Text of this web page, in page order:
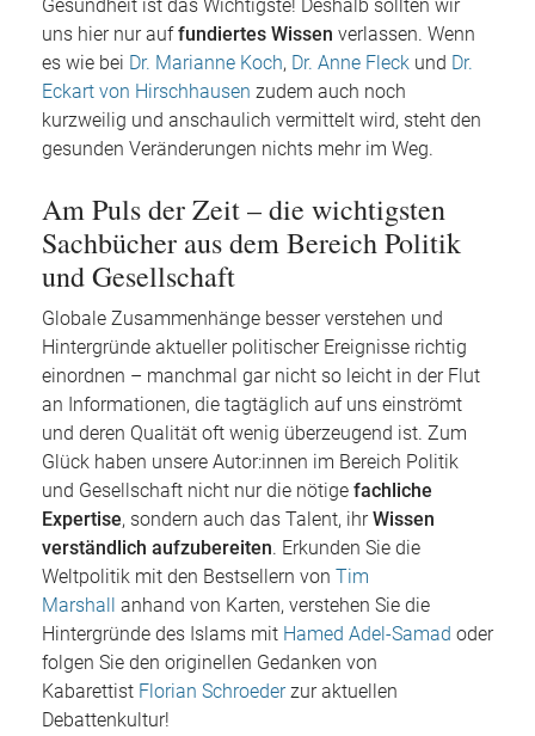
Gesundheit ist das Wichtigste! Deshalb sollten wir
uns hier nur auffundiertes Wissen verlassen. Wenn
es wie bei Dr. Marianne Koch, Dr. Anne Fleck und Dr.
Eckart von Hirschhausen zudem auch noch
kurzweilig und anschaulich vermittelt wird, steht den
gesunden Veränderungen nichts mehr im Weg.
Am Puls der Zeit – die wichtigsten
Sachbücher aus dem Bereich Politik
und Gesellschaft
Globale Zusammenhänge besser verstehen und
Hintergründe aktueller politischer Ereignisse richtig
einordnen – manchmal gar nicht so leicht in der Flut
an Informationen, die tagtäglich auf uns einströmt
und deren Qualität oft wenig überzeugend ist. Zum
Glück haben unsere Autor:innen im Bereich Politik
und Gesellschaft nicht nur die nötige fachliche
Expertise, sondern auch das Talent, ihrWissen
verständlich aufzubereiten. Erkunden Sie die
Weltpolitik mit den Bestsellern von Tim
Marshall
anhand von Karten, verstehen Sie die
Hintergründe des Islams mit Hamed Adel-Samad oder
folgen Sie den originellen Gedanken von
Kabarettist Florian Schroederzur aktuellen
Debattenkultur!